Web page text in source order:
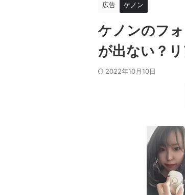
広告 ケノン
ケノンのフ
が出ない？
2022年10月10日